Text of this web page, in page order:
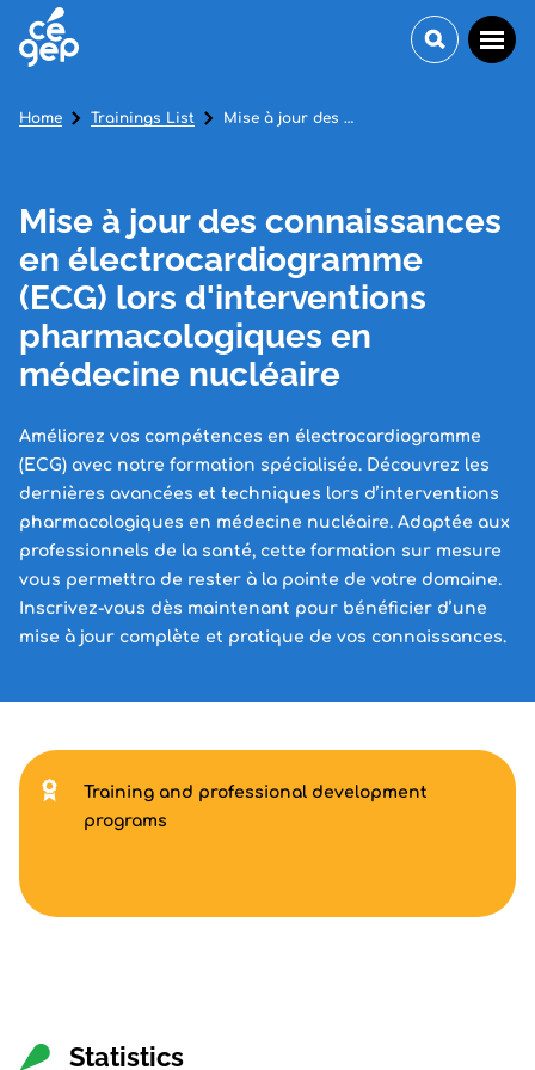
Mise à jour des connaissances
en électrocardiogramme
(ECG) lors d'interventions
pharmacologiques en
médecine nucléaire
Améliorez vos compétences en électrocardiogramme
(ECG) avec notre formation spécialisée. Découvrez les
dernières avancées et techniques lors d’interventions
pharmacologiques en médecine nucléaire. Adaptée aux
professionnels de la santé, cette formation sur mesure
vous permettra de rester à la pointe de votre domaine.
Inscrivez-vous dès maintenant pour bénéficier d’une
mise à jour complète et pratique de vos connaissances.
Home Trainings List Mise à jour des connaissances en électrocardiogramme (ECG) lors d'interventions pharmacologiques en médecine nucléaire
Training and professional development
programs
Statistics